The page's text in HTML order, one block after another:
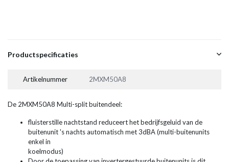
Productspecificaties
Artikelnummer 2MXM50A8
De 2MXM50A8 Multi-split buitendeel:
fluisterstille nachtstand reduceert het bedrijfsgeluid van de
buitenunit 's nachts automatisch met 3dBA (multi-buitenunits
enkel in
koelmodus)